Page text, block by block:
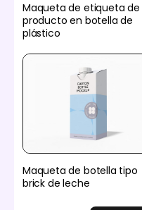
Maqueta de etiqueta de
producto en botella de
plástico
Maqueta de botella tipo
brick de leche